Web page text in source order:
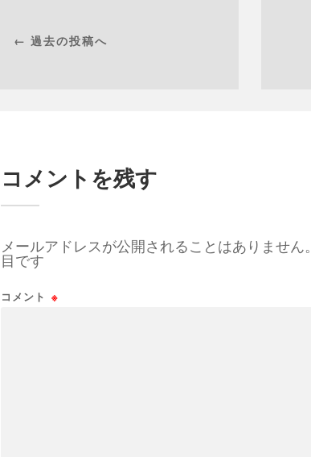
← 過去の投稿へ
コメントを残す
メールアドレスが公開されることはありません。
目です
コメント ※